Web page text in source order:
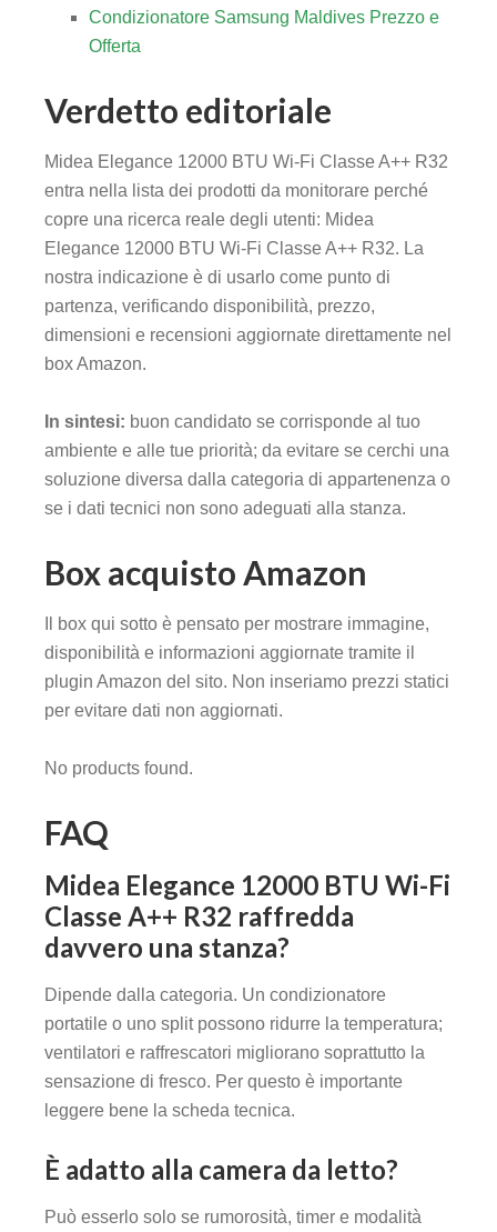
Condizionatore Samsung Maldives Prezzo e
Offerta
Verdetto editoriale
Midea Elegance 12000 BTU Wi-Fi Classe A++ R32
entra nella lista dei prodotti da monitorare perché
copre una ricerca reale degli utenti: Midea
Elegance 12000 BTU Wi-Fi Classe A++ R32. La
nostra indicazione è di usarlo come punto di
partenza, verificando disponibilità, prezzo,
dimensioni e recensioni aggiornate direttamente nel
box Amazon.
In sintesi: buon candidato se corrisponde al tuo
ambiente e alle tue priorità; da evitare se cerchi una
soluzione diversa dalla categoria di appartenenza o
se i dati tecnici non sono adeguati alla stanza.
Box acquisto Amazon
Il box qui sotto è pensato per mostrare immagine,
disponibilità e informazioni aggiornate tramite il
plugin Amazon del sito. Non inseriamo prezzi statici
per evitare dati non aggiornati.
No products found.
FAQ
Midea Elegance 12000 BTU Wi-Fi
Classe A++ R32 raffredda
davvero una stanza?
Dipende dalla categoria. Un condizionatore
portatile o uno split possono ridurre la temperatura;
ventilatori e raffrescatori migliorano soprattutto la
sensazione di fresco. Per questo è importante
leggere bene la scheda tecnica.
È adatto alla camera da letto?
Può esserlo solo se rumorosità, timer e modalità